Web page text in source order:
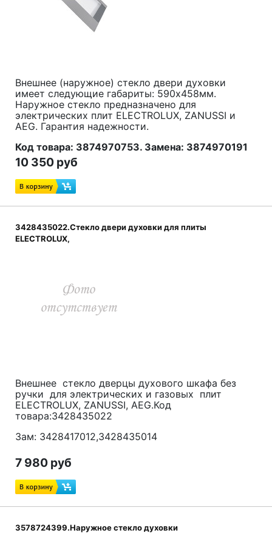
Внешнее (наружное) стекло двери духовки
имеет следующие габариты: 590x458мм.
Наружное стекло предназначено для
электрических плит ELECTROLUX, ZANUSSI и
AEG. Гарантия надежности.
Код товара: 3874970753. Замена: 3874970191
10 350 руб
3428435022.Стекло двери духовки для плиты
ELECTROLUX,
Внешнее стекло дверцы духового шкафа без
ручки для электрических и газовых плит
ELECTROLUX, ZANUSSI, AEG.Код
товара:3428435022
Зам: 3428417012,3428435014
7 980 руб
3578724399.Наружное стекло духовки